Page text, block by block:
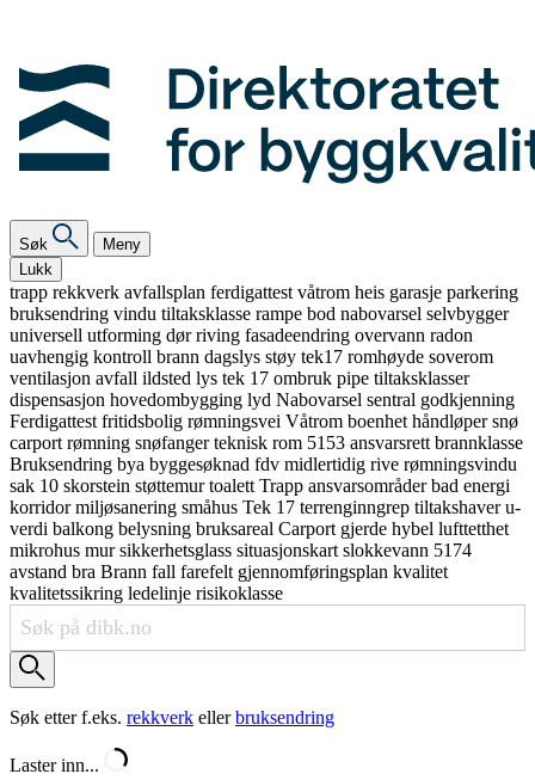
Søk
Meny
Lukk
trapp rekkverk avfallsplan ferdigattest våtrom heis garasje parkering
bruksendring vindu tiltaksklasse rampe bod nabovarsel selvbygger
universell utforming dørriving fasadeendring overvann radon
uavhengig kontroll brann dagslys støy tek17 romhøyde soverom
ventilasjon avfall ildsted lys tek 17 ombruk pipe tiltaksklasser
dispensasjon hovedombygging lyd Nabovarsel sentral godkjenning
Ferdigattest fritidsbolig rømningsvei Våtrom boenhet håndløpersnø
carport rømning snøfangerteknisk rom 5153 ansvarsrett brannklasse
Bruksendring bya byggesøknad fdv midlertidig rive rømningsvindu
sak 10 skorstein støttemurtoalett Trapp ansvarsområderbad energi
korridormiljøsanering småhus Tek 17 terrenginngrep tiltakshaveru-
verdi balkong belysning bruksareal Carport gjerde hybel lufttetthet
mikrohus mursikkerhetsglass situasjonskart slokkevann 5174
avstand bra Brann fall farefelt gjennomføringsplan kvalitet
kvalitetssikring ledelinje risikoklasse
Søk etter f.eks. rekkverk ellerbruksendring
Laster inn...